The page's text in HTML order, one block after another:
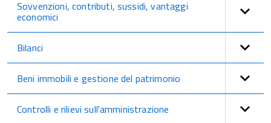
Sovvenzioni, contributi, sussidi, vantaggi
economici
Bilanci
Beni immobili e gestione del patrimonio
Controlli e rilievi sull'amministrazione